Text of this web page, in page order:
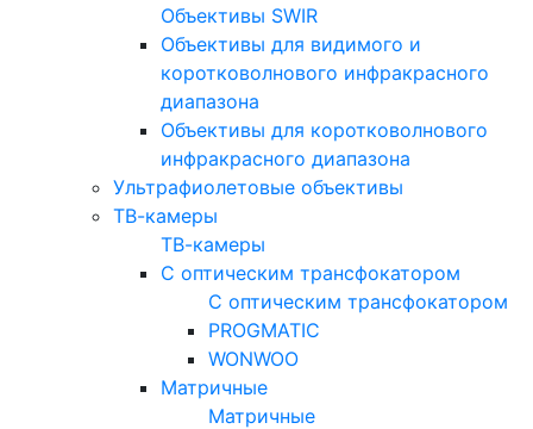
Объективы SWIR
Объективы для видимого и
коротковолнового инфракрасного
диапазона
Объективы для коротковолнового
инфракрасного диапазона
Ультрафиолетовые объективы
ТВ-камеры
ТВ-камеры
С оптическим трансфокатором
С оптическим трансфокатором
PROGMATIC
WONWOO
Матричные
Матричные